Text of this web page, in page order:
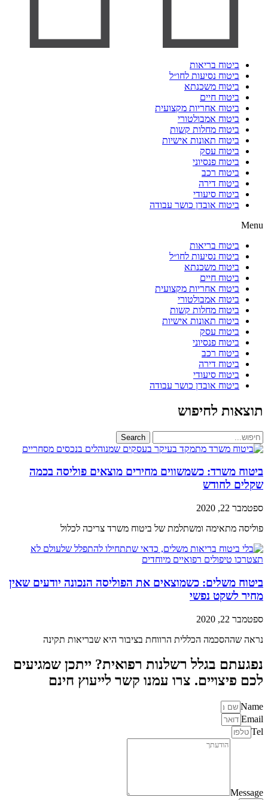
ביטוח בריאות
ביטוח נסיעות לחו״ל
ביטוח משכנתא
ביטוח חיים
ביטוח אחריות מקצועית
ביטוח אמבולטורי
ביטוח מחלות קשות
ביטוח תאונות אישיות
ביטוח עסק
ביטוח פנסיוני
ביטוח רכב
ביטוח דירה
ביטוח סיעודי
ביטוח אובדן כושר עבודה
Menu
ביטוח בריאות
ביטוח נסיעות לחו״ל
ביטוח משכנתא
ביטוח חיים
ביטוח אחריות מקצועית
ביטוח אמבולטורי
ביטוח מחלות קשות
ביטוח תאונות אישיות
ביטוח עסק
ביטוח פנסיוני
ביטוח רכב
ביטוח דירה
ביטוח סיעודי
ביטוח אובדן כושר עבודה
תוצאות לחיפוש
Search
ביטוח משרד: כשמשווים מחירים מוצאים פוליסה בכמה
שקלים לחודש
ספטמבר 22, 2020
פוליסה מתאימה ומשתלמת של ביטוח משרד צריכה לכלול
ביטוח משלים: כשמוצאים את הפוליסה הנכונה יודעים שאין
מחיר לשקט נפשי
ספטמבר 22, 2020
נראה שההסכמה הכללית הרווחת בציבור היא שבריאות תקינה
נפגעתם בגלל רשלנות רפואית? ייתכן שמגיעים
לכם פיצויים. צרו עמנו קשר לייעוץ חינם
Name
Email
Tel
Message